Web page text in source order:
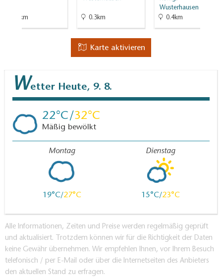
2.7km 0.3km
Wusterhausen
0.4km
Karte aktivieren
Wetter Heute, 9. 8.
22 32
Mäßig bewölkt
Montag
19 27
Dienstag
15 23
Alle Informationen, Zeiten und Preise werden regelmäßig geprüft
und aktualisiert. Trotzdem können wir für die Richtigkeit der Daten
keine Gewähr übernehmen. Wir empfehlen Ihnen, vor Ihrem Besuch
telefonisch / per E-Mail oder über die Internetseiten des Anbieters
den aktuellen Stand zu erfragen.